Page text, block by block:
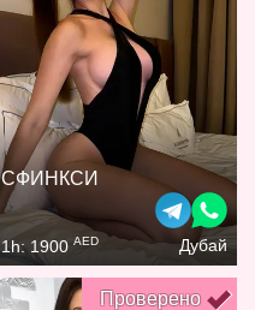
СФИНКСИ
1h: 1900 AED Дубай
Проверено